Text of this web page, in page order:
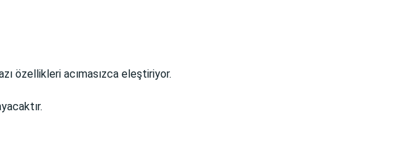
özellikleri acımasızca eleştiriyor.